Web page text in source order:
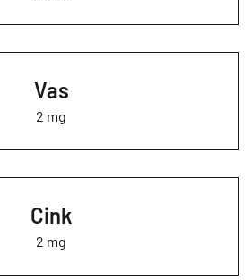
Vas
2 mg
Cink
2 mg